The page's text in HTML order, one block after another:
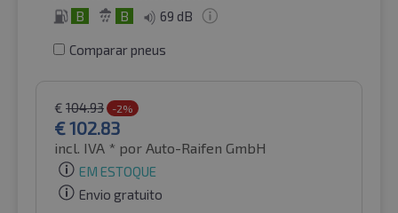
B B 69 dB
Comparar pneus
€ 104.93 -2%
€102.83
incl. IVA * por Auto-Raifen GmbH
EM ESTOQUE
Envio gratuito